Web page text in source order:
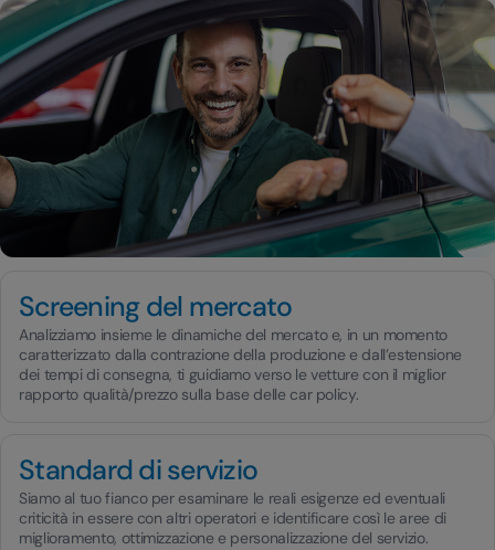
Screening del mercato
Analizziamo insieme le dinamiche del mercato e, in un momento
caratterizzato dalla contrazione della produzione e dall’estensione
dei tempi di consegna, ti guidiamo verso le vetture con il miglior
rapporto qualità/prezzo sulla base delle car policy.
Standard di servizio
Siamo al tuo fianco per esaminare le reali esigenze ed eventuali
criticità in essere con altri operatori e identificare così le aree di
miglioramento, ottimizzazione e personalizzazione del servizio.